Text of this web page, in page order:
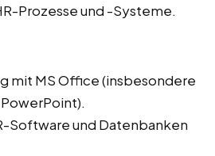
Prozesse und -Systeme.
mit MS Office (insbesondere
Software und Datenbanken